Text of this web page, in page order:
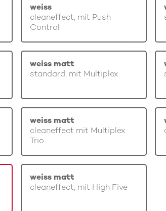
weiss
cleaneffect, mit Push
Control
weiss matt
standard, mit Multiplex
weiss matt
cleaneffect mit Multiplex
Trio
weiss matt
cleaneffect, mit High Five